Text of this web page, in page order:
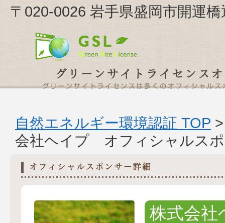
〒020-0026 岩手県盛岡市開運
自然エネルギー環境認証 TOP
会社ヘイプ オフィシャルス
株式会社